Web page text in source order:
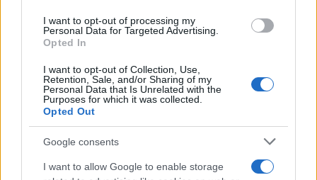
I want to opt-out of processing my
Personal Data for Targeted Advertising.
Opted In
I want to opt-out of Collection, Use,
Retention, Sale, and/or Sharing of my
Personal Data that Is Unrelated with the
Purposes for which it was collected.
Opted Out
Google consents
I want to allow Google to enable storage
Continua a leggere